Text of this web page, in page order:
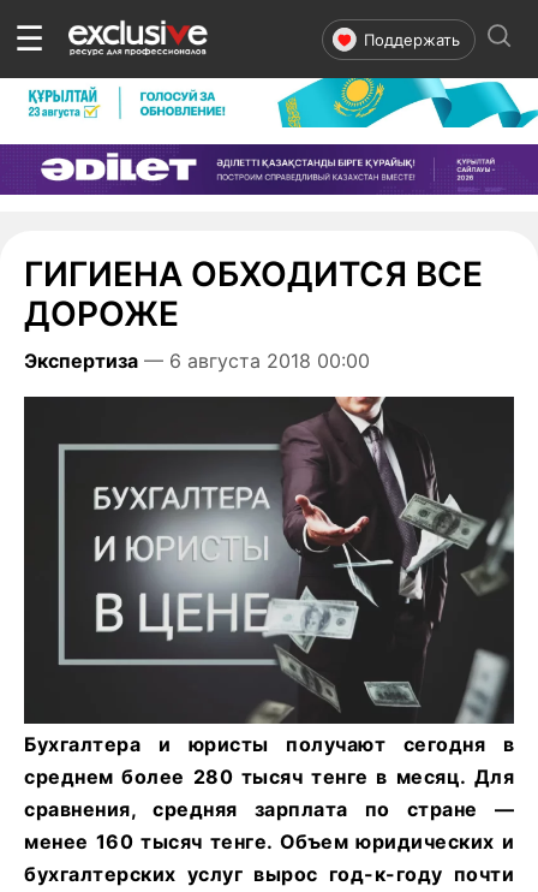
☰ Поддержать
ГИГИЕНА ОБХОДИТСЯ ВСЕ
ДОРОЖЕ
Экспертиза — 6 августа 2018 00:00
Бухгалтера и юристы получают сегодня в
среднем более 280 тысяч тенге в месяц. Для
сравнения, средняя зарплата по стране —
менее 160 тысяч тенге. Объем юридических и
бухгалтерских услуг вырос год-к-году почти